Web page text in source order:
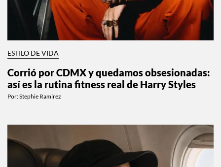
ESTILO DE VIDA
Corrió por CDMX y quedamos obsesionadas:
así es la rutina fitness real de Harry Styles
Por:Stephie Ramírez